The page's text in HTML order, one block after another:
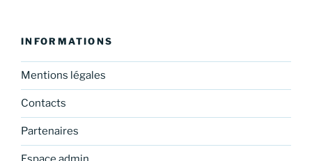
INFORMATIONS
Mentions légales
Contacts
Partenaires